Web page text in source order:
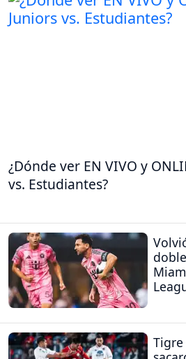
¿Dónde ver EN VIVO y
vs. Estudiantes?